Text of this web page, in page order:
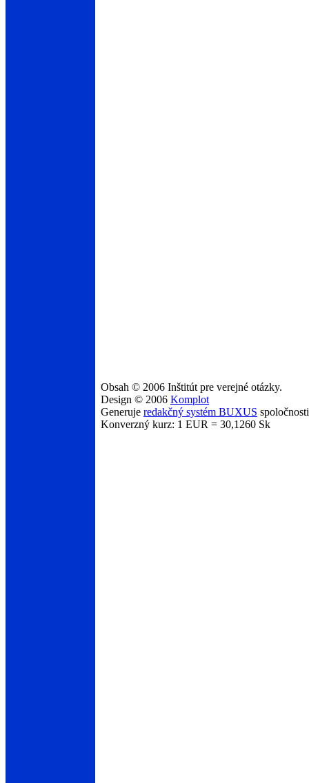
Obsah © 2006 Inštitút pre verejné otázky.
Design © 2006 Komplot
Generuje redakčný systém BUXUS
Konverzný kurz: 1 EUR = 30,1260 Sk